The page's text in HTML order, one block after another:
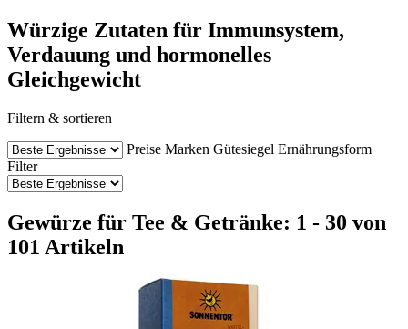
Würzige Zutaten für Immunsystem,
Verdauung und hormonelles
Gleichgewicht
Filtern & sortieren
Preise Marken Gütesiegel Ernährungsform
Filter
Gewürze für Tee & Getränke: 1 - 30 von
101 Artikeln